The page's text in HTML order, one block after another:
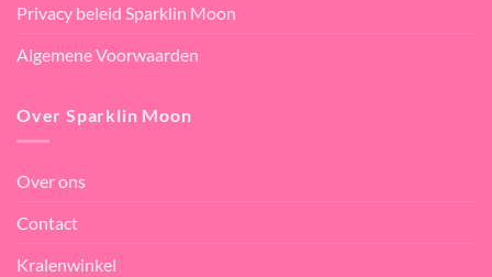
Privacy beleid Sparklin Moon
Algemene Voorwaarden
Over Sparklin Moon
Over ons
Contact
Kralenwinkel